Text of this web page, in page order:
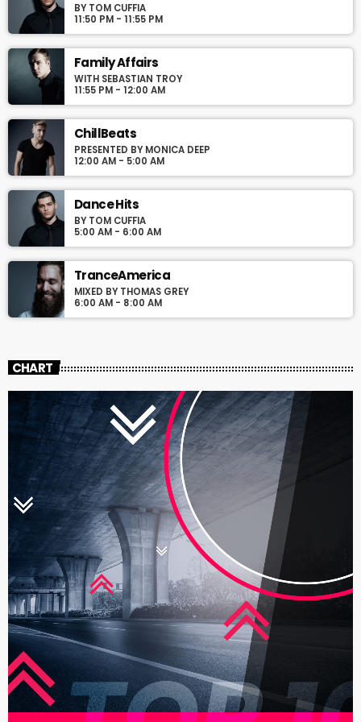
Podcasts, Articles and Charts by simply choosing a category.
Curabitur id lacus felis. Sed justo mauris, auctor eget tellus nec,
justo. Aliquam semper faucibus odio id varius. Suspendisse
varius laoreet sodales.
BY TOM CUFFIA
11:50 PM - 11:55 PM
Family Affairs
WITH SEBASTIAN TROY
11:55 PM - 12:00 AM
ChillBeats
PRESENTED BY MONICA DEEP
12:00 AM - 5:00 AM
Dance Hits
BY TOM CUFFIA
5:00 AM - 6:00 AM
TranceAmerica
MIXED BY THOMAS GREY
6:00 AM - 8:00 AM
CHART